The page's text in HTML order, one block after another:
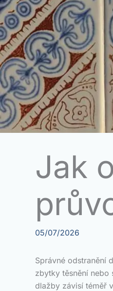
Jak
05/07/2026
Správné odstranění
zbytky těsnění
dlažby závisí téměř